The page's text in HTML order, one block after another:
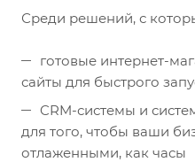
Среди решений, с
готовые интернет-
сайты для быстрого
CRM-системы и
для того, чтобы ваши
отлаженными, как часы